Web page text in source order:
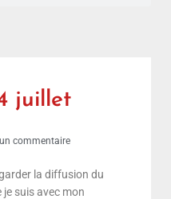
juillet
commentaire
la diffusion du
suis avec mon